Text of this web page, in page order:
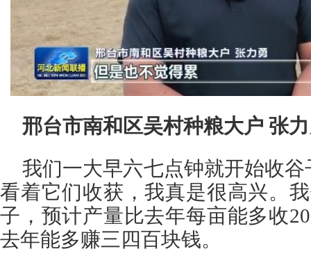
邢台市南和区吴村种粮大户 张
我们一大早六七点钟就开始收
看着它们收获，我真是很高兴。
子，预计产量比去年每亩能多收
去年能多赚三四百块钱。